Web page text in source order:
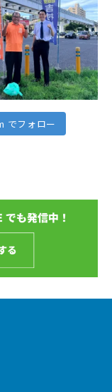
でフォロー